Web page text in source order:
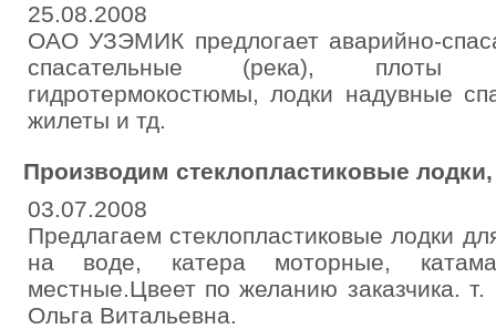
25.08.2008
ОАО УЗЭМИК предлогает аварийно-
спасательные (река), плоты
гидротермокостюмы, лодки надувные
жилеты и тд.
Производим стеклопластиковые
03.07.2008
Предлагаем стеклопластиковые лодки
на воде, катера моторные,
местные.Цвеет по желанию заказчика.
Ольга Витальевна.